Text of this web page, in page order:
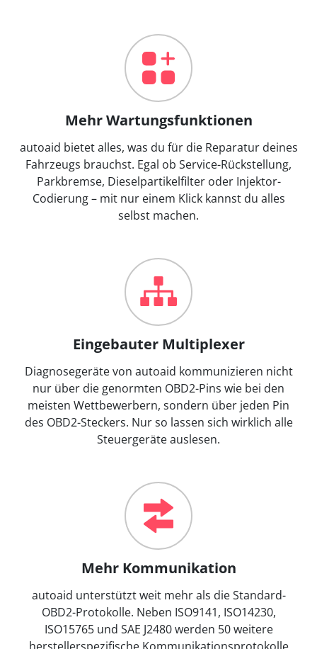
Mehr Wartungsfunktionen
autoaid bietet alles, was du für die Reparatur deines
Fahrzeugs brauchst. Egal ob Service-Rückstellung,
Parkbremse, Dieselpartikelfilter oder Injektor-
Codierung – mit nur einem Klick kannst du alles
selbst machen.
Eingebauter Multiplexer
Diagnosegeräte von autoaid kommunizieren nicht
nur über die genormten OBD2-Pins wie bei den
meisten Wettbewerbern, sondern über jeden Pin
des OBD2-Steckers. Nur so lassen sich wirklich alle
Steuergeräte auslesen.
Mehr Kommunikation
autoaid unterstützt weit mehr als die Standard-
OBD2-Protokolle. Neben ISO9141, ISO14230,
ISO15765 und SAE J2480 werden 50 weitere